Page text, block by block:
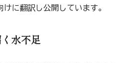
けに翻訳し公開しています。
水不足